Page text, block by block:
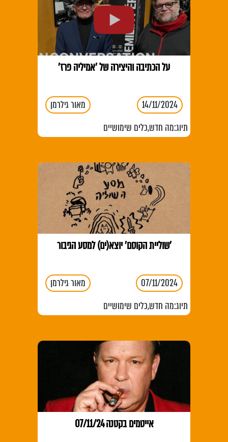
על הכתיבה והיצירה של 'אמיליה פרז'
14/11/2024
מאור גילרמן
תיוג:מה חדש,כלים שימושיים
'שוליית הקוסם' יוצא(ים) למסע הגיבור
07/11/2024
מאור גילרמן
תיוג:מה חדש,כלים שימושיים
אייטמים בקטנה 07/11/24